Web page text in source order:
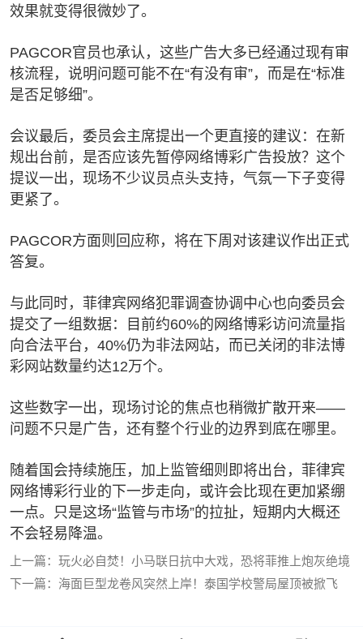
效果就变得很微妙了。
PAGCOR官员也承认，这些广告大多已经通过现有审
核流程，说明问题可能不在“有没有审”，而是在“标准
是否足够细”。
会议最后，委员会主席提出一个更直接的建议：在新
规出台前，是否应该先暂停网络博彩广告投放？这个
提议一出，现场不少议员点头支持，气氛一下子变得
更紧了。
PAGCOR方面则回应称，将在下周对该建议作出正式
答复。
与此同时，菲律宾网络犯罪调查协调中心也向委员会
提交了一组数据：目前约60%的网络博彩访问流量指
向合法平台，40%仍为非法网站，而已关闭的非法博
彩网站数量约达12万个。
这些数字一出，现场讨论的焦点也稍微扩散开来——
问题不只是广告，还有整个行业的边界到底在哪里。
随着国会持续施压，加上监管细则即将出台，菲律宾
网络博彩行业的下一步走向，或许会比现在更加紧绷
一点。只是这场“监管与市场”的拉扯，短期内大概还
不会轻易降温。
上一篇：玩火必自焚！小马联日抗中大戏，恐将菲推上炮灰绝境
下一篇：海面巨型龙卷风突然上岸！泰国学校警局屋顶被掀飞